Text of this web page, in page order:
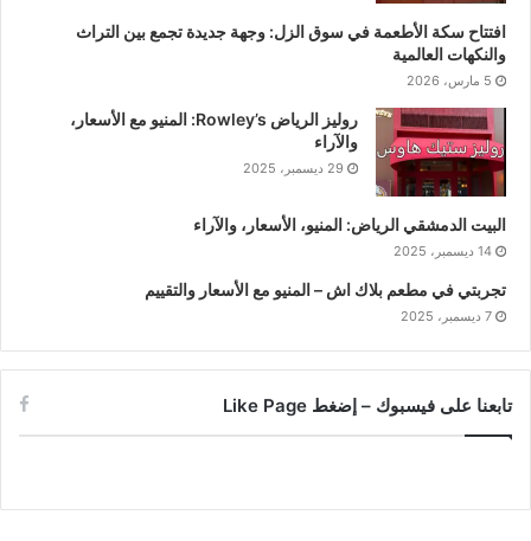
افتتاح سكة الأطعمة في سوق الزل: وجهة جديدة تجمع بين التراث
والنكهات العالمية
5 مارس، 2026
روليز الرياض Rowley’s: المنيو مع الأسعار،
والآراء
29 ديسمبر، 2025
البيت الدمشقي الرياض: المنيو، الأسعار، والآراء
14 ديسمبر، 2025
تجربتي في مطعم بلاك اش – المنيو مع الأسعار والتقييم
7 ديسمبر، 2025
تابعنا على فيسبوك – إضغط Like Page